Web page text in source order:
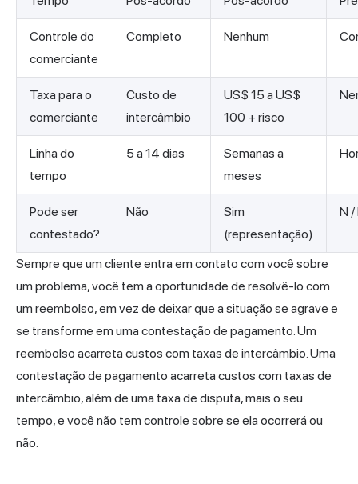
Controle do
comerciante
Completo Nenhum
Taxa para o
comerciante
Custo de
intercâmbio
US$ 15 a US$
100 + risco
Linha do
tempo
5 a 14 dias
Semanas a
meses
Pode ser
contestado?
Não
Sim
(representação)
N /
Sempre que um cliente entra em contato com você sobre
um problema, você tem a oportunidade de resolvê-lo com
um reembolso, em vez de deixar que a situação se agrave e
se transforme em uma contestação de pagamento. Um
reembolso acarreta custos com taxas de intercâmbio. Uma
contestação de pagamento acarreta custos com taxas de
intercâmbio, além de uma taxa de disputa, mais o seu
tempo, e você não tem controle sobre se ela ocorrerá ou
não.